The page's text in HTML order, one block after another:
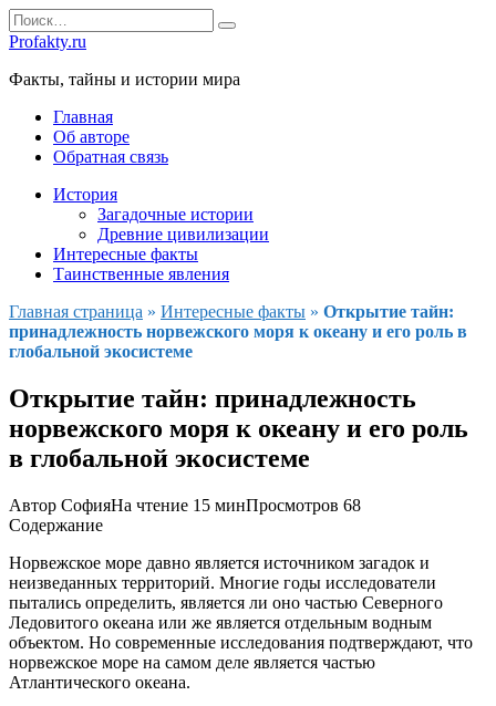
Перейти
к
содержанию
Search
for:
Profakty.ru
Факты, тайны и истории мира
Главная
Об авторе
Обратная связь
История
Загадочные истории
Древние цивилизации
Интересные факты
Таинственные явления
Главная страница » Интересные факты » Открытие тайн:
принадлежность норвежского моря к океану и его роль в
глобальной экосистеме
Открытие тайн: принадлежность
норвежского моря к океану и его роль
в глобальной экосистеме
Автор СофияНа чтение 15 минПросмотров 68
Содержание
Норвежское море давно является источником загадок и
неизведанных территорий. Многие годы исследователи
пытались определить, является ли оно частью Северного
Ледовитого океана или же является отдельным водным
объектом. Но современные исследования подтверждают, что
норвежское море на самом деле является частью
Атлантического океана.